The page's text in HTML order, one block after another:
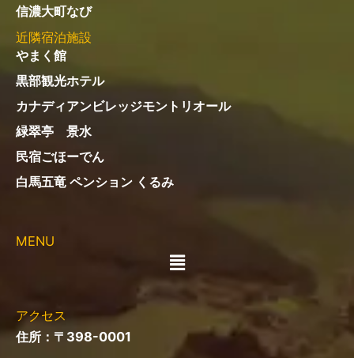
信濃大町なび
近隣宿泊施設
やまく館
黒部観光ホテル
カナディアンビレッジモントリオール
緑翠亭 景水
民宿ごほーでん
白馬五竜 ペンション くるみ
MENU
メ
ニ
アクセス
住所：〒398-0001